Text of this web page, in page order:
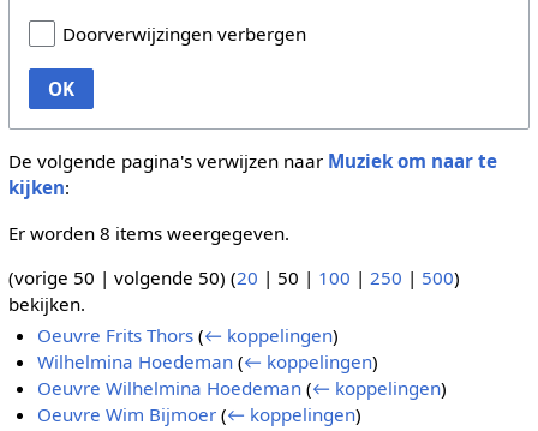
Doorverwijzingen verbergen
OK
De volgende pagina's verwijzen naar Muziek om naar te
kijken:
Er worden 8 items weergegeven.
(vorige 50 | volgende 50) (20 | 50 | 100 | 250 | 500)
bekijken.
Oeuvre Frits Thors (← koppelingen)
Wilhelmina Hoedeman (← koppelingen)
Oeuvre Wilhelmina Hoedeman (← koppelingen)
Oeuvre Wim Bijmoer (← koppelingen)